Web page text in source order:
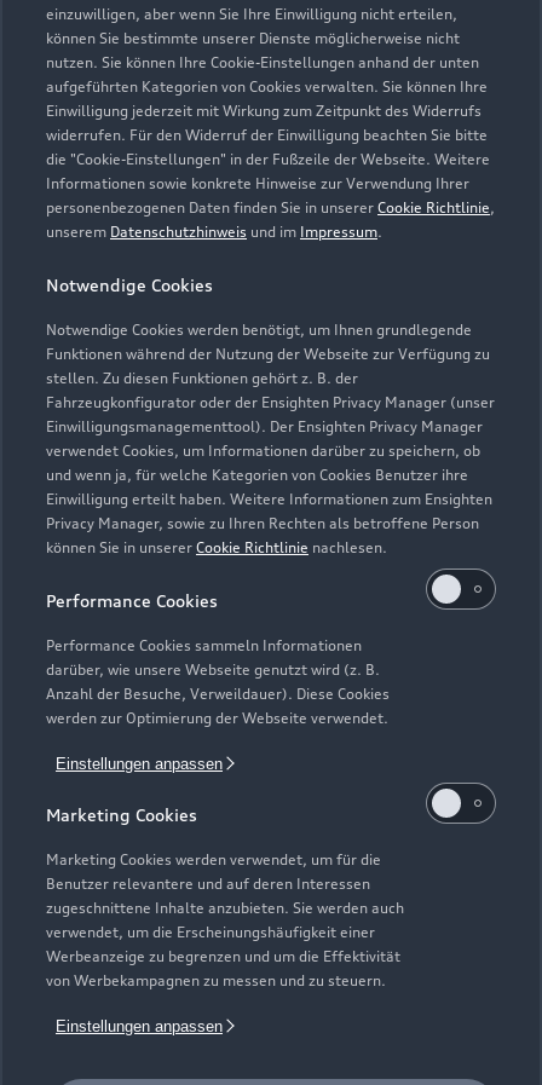
einzuwilligen, aber wenn Sie Ihre Einwilligung nicht erteilen,
können Sie bestimmte unserer Dienste möglicherweise nicht
nutzen. Sie können Ihre Cookie-Einstellungen anhand der unten
aufgeführten Kategorien von Cookies verwalten. Sie können Ihre
Einwilligung jederzeit mit Wirkung zum Zeitpunkt des Widerrufs
widerrufen. Für den Widerruf der Einwilligung beachten Sie bitte
die "Cookie-Einstellungen" in der Fußzeile der Webseite. Weitere
Informationen sowie konkrete Hinweise zur Verwendung Ihrer
personenbezogenen Daten finden Sie in unserer Cookie Richtlinie,
unserem Datenschutzhinweis und im Impressum.
Notwendige Cookies
Notwendige Cookies werden benötigt, um Ihnen grundlegende
Funktionen während der Nutzung der Webseite zur Verfügung zu
stellen. Zu diesen Funktionen gehört z. B. der
Fahrzeugkonfigurator oder der Ensighten Privacy Manager (unser
Einwilligungsmanagementtool). Der Ensighten Privacy Manager
verwendet Cookies, um Informationen darüber zu speichern, ob
und wenn ja, für welche Kategorien von Cookies Benutzer ihre
Einwilligung erteilt haben. Weitere Informationen zum Ensighten
Privacy Manager, sowie zu Ihren Rechten als betroffene Person
können Sie in unserer Cookie Richtlinie nachlesen.
Performance Cookies
Performance Cookies sammeln Informationen
darüber, wie unsere Webseite genutzt wird (z. B.
Anzahl der Besuche, Verweildauer). Diese Cookies
werden zur Optimierung der Webseite verwendet.
Einstellungen anpassen
Marketing Cookies
Marketing Cookies werden verwendet, um für die
Benutzer relevantere und auf deren Interessen
zugeschnittene Inhalte anzubieten. Sie werden auch
verwendet, um die Erscheinungshäufigkeit einer
Werbeanzeige zu begrenzen und um die Effektivität
von Werbekampagnen zu messen und zu steuern.
Einstellungen anpassen
Zurück nach oben
Modelle
Elektromodelle
Plug-in-Hybride
Neuwagensuche
Gebrauchtwagensuche
Geschäftskunden
Service & Zubehör
Saisonale Angebote
Audi Services
Garantie
Audi digital services
myAudi
Support
Audi Code
Häufige Fragen (FAQ)
Audi Online Beratung
Online-Terminvereinbarung
Servicekontakt
Über Audi
Unternehmen
Karriere
Investor Relations
© 2026 AUDI AG. Alle Rechte vorbehalten
Impressum Rechtliches